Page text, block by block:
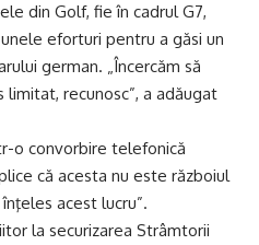
din Golf, fie în cadrul G7,
eforturi pentru a găsi un
german. „Încercăm să
limitat, recunosc”, a adăugat
o convorbire telefonică
că acesta nu este războiul
acest lucru”.
la securizarea Strâmtorii